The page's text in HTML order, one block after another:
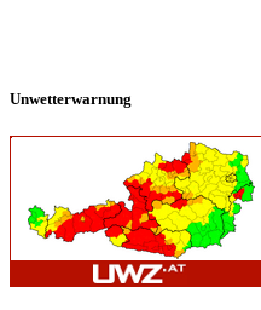
Unwetterwarnung